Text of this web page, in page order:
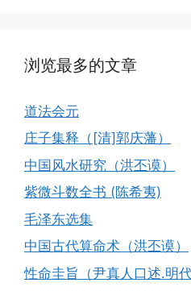
浏览最多的文章
道法会元
庄子集释（[清]郭庆藩）
中国风水研究（洪丕谟）
紫微斗数全书 (陈希夷)
毛泽东选集
中国古代算命术（洪丕谟）
性命圭旨（尹真人口述.明